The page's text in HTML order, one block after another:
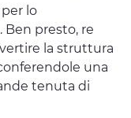
lo
presto, re
la struttura
una
tenuta di